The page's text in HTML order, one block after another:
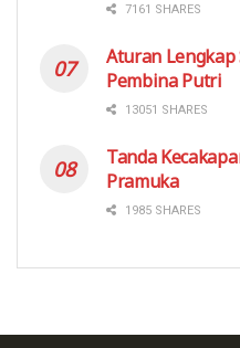
7161 SHARES
Aturan
Pembina Putri
13051 SHARES
Tanda
Pramuka
1985 SHARES